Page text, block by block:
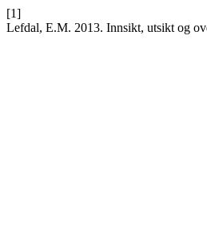
[1]
Lefdal, E.M. 2013. Innsikt, utsikt og